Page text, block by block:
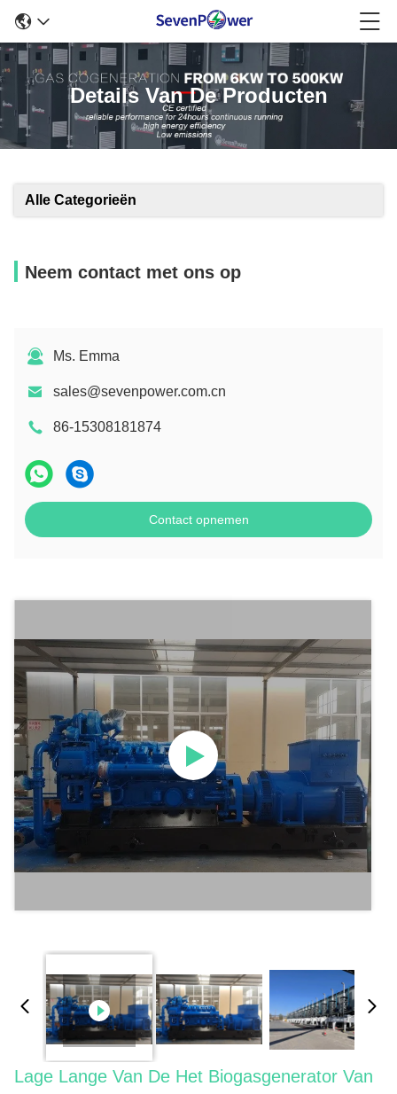
Details Van De Producten
Alle Categorieën
Neem contact met ons op
Ms. Emma
sales@sevenpower.com.cn
86-15308181874
Contact opnemen
Lage Lange Van De Het Biogasgenerator Van